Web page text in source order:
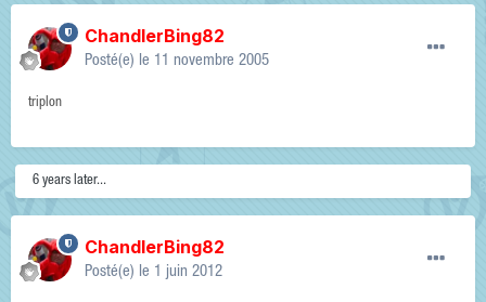
ChandlerBing82
Posté(e) le 11 novembre 2005
triplon
6 years later...
ChandlerBing82
Posté(e) le 1 juin 2012